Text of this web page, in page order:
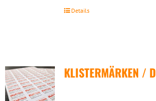
Details
KLISTERMÄRKEN /